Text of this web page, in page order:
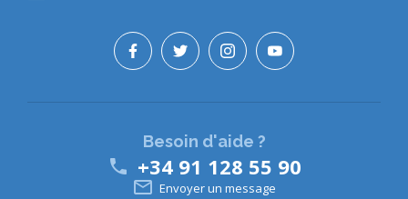
Besoin d'aide ?
 +34 91 128 55 90
 Envoyer un message